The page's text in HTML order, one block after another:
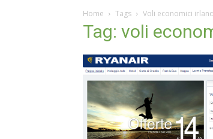
Home Tags Voli economici
Tag: voli